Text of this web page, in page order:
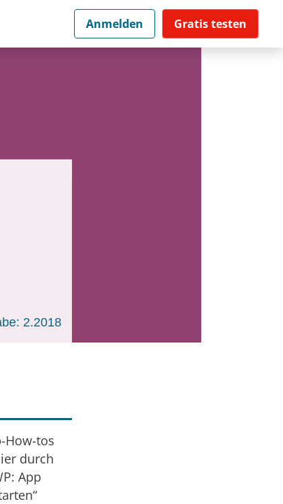
Anmelden Gratis testen
2.2018
How-tos
durch
App